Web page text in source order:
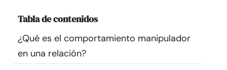
Comunidad
Encuentra un terapeuta
Tabla de contenidos
¿Qué es el comportamiento manipulador
en una relación?